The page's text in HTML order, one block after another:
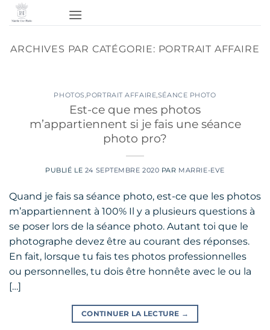
Passer
ARCHIVES PAR CATÉGORIE: PORTRAIT AFFAIRE
PHOTOS,PORTRAIT AFFAIRE,SÉANCE PHOTO
Est-ce que mes photos
m’appartiennent si je fais une séance
photo pro?
PUBLIÉ LE 24 SEPTEMBRE 2020 PAR MARRIE-EVE
Quand je fais sa séance photo, est-ce que les photos
m’appartiennent à 100% Il y a plusieurs questions à
se poser lors de la séance photo. Autant toi que le
photographe devez être au courant des réponses.
En fait, lorsque tu fais tes photos professionnelles
ou personnelles, tu dois être honnête avec le ou la
[…]
CONTINUER LA LECTURE →